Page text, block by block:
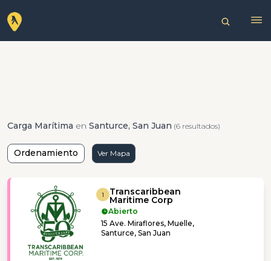
Carga Marítima en Santurce, San Juan (6 resultados)
Ordenamiento Ver Mapa
1 Transcaribbean
Maritime Corp
Abierto
15 Ave. Miraflores, Muelle,
Santurce, San Juan